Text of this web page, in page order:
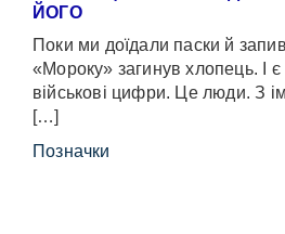
ЙОГО
Поки ми доїдали паски й
«Мороку» загинув хлопець. І
військові цифри. Це люди. З
[…]
Позначки